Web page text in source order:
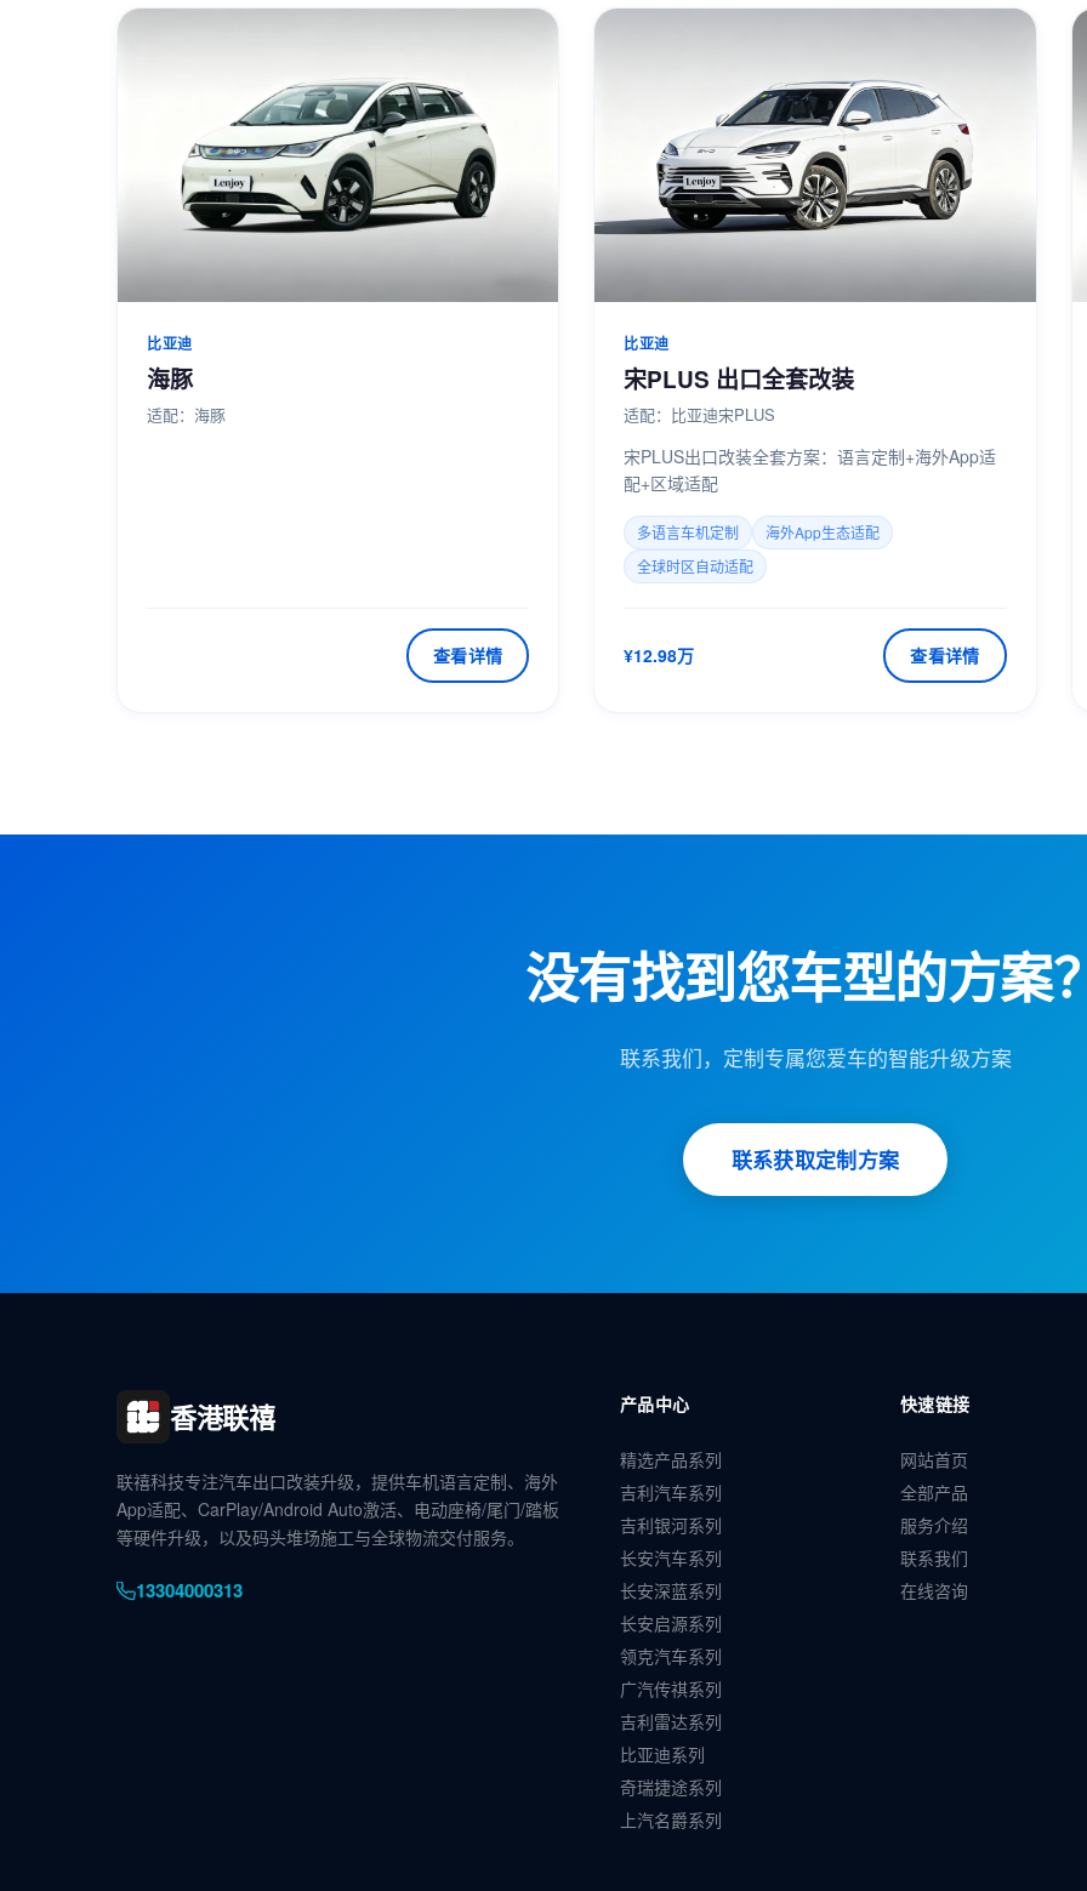
比亚迪
海豚
适配：海豚
查看详情
比亚迪
宋PLUS 出口全套改装
适配：比亚迪宋PLUS
宋PLUS出口改装全套方案：语言定制+海外App适
配+区域适配
多语言车机定制
海外App生态适配
全球时区自动适配
¥12.98万 查看详情
没有找到您车型的方案
联系我们，定制专属您爱车的智能升级方案
联系获取定制方案
香港联禧
联禧科技专注汽车出口改装升级，提供车机语言定制、海外
App适配、CarPlay/Android Auto激活、电动座椅/尾门/踏板
等硬件升级，以及码头堆场施工与全球物流交付服务。
13304000313
产品中心
精选产品系列
吉利汽车系列
吉利银河系列
长安汽车系列
长安深蓝系列
长安启源系列
领克汽车系列
广汽传祺系列
吉利雷达系列
比亚迪系列
奇瑞捷途系列
上汽名爵系列
快速链接
网站首页
全部产品
服务介绍
联系我们
在线咨询